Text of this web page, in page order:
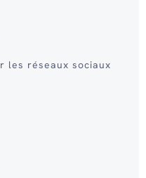
les réseaux sociaux